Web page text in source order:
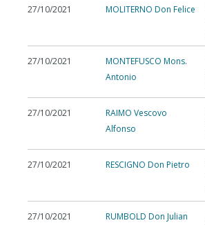
27/10/2021 MOLITERNO Don Felice
27/10/2021
MONTEFUSCO Mons.
Antonio
27/10/2021
RAIMO Vescovo
Alfonso
27/10/2021 RESCIGNO Don Pietro
27/10/2021 RUMBOLD Don Julian